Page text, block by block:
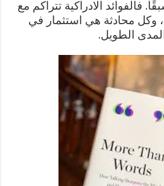
فالفوائد الادراكية تتراكم مع
وكل محادثة هي استثمار في
الطويل.